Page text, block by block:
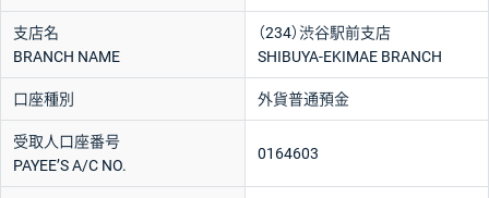
支店名
BRANCH NAME
（234）渋谷駅前支店
SHIBUYA-EKIMAE BRANCH
口座種別 外貨普通預金
受取人口座番号
PAYEE’S A/C NO.
0164603